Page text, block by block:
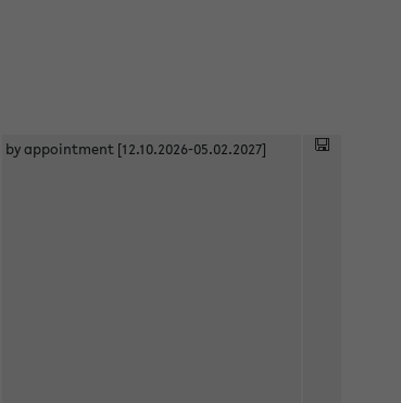
by appointment [12.10.2026-05.02.2027]